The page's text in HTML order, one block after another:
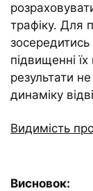
трафіку. Для
зосередитись
підвищенні
результати
динаміку
Видимість
Висновок: